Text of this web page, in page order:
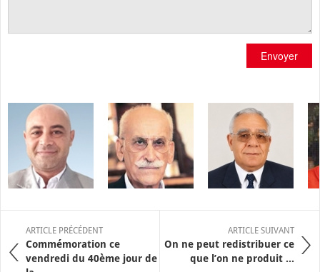
Envoyer
ARTICLE PRÉCÉDENT
Commémoration ce
vendredi du 40ème jour de
ARTICLE SUIVANT
On ne peut redistribuer ce
que l’on ne produit ...